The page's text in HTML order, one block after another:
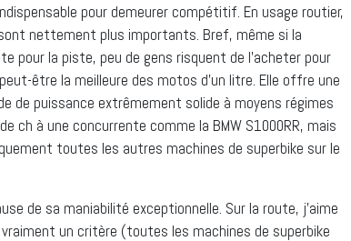
pour demeurer compétitif. En usage routier,
nettement plus importants. Bref, même si la
pour la piste, peu de gens risquent de l’acheter pour
être la meilleure des motos d’un litre. Elle offre une
de puissance extrêmement solide à moyens régimes
ch à une concurrente comme la BMW S1000RR, mais
toutes les autres machines de superbike sur le
de sa maniabilité exceptionnelle. Sur la route, j’aime
un critère (toutes les machines de superbike